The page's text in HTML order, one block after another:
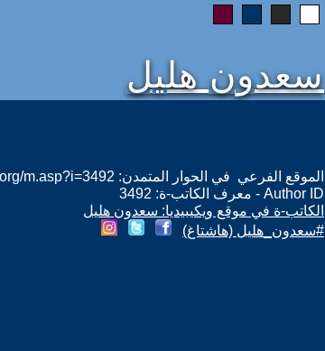
سعدون هليل
الموقع الفرعي في الحوار المتمدن: https://www.ahewar.org/m.asp?i=3492
Author ID - معرف الكاتب-ة: 3492
الكاتب-ة في موقع ويكيبيديا: سعدون هليل
#سعدون_هليل (هاشتاغ)